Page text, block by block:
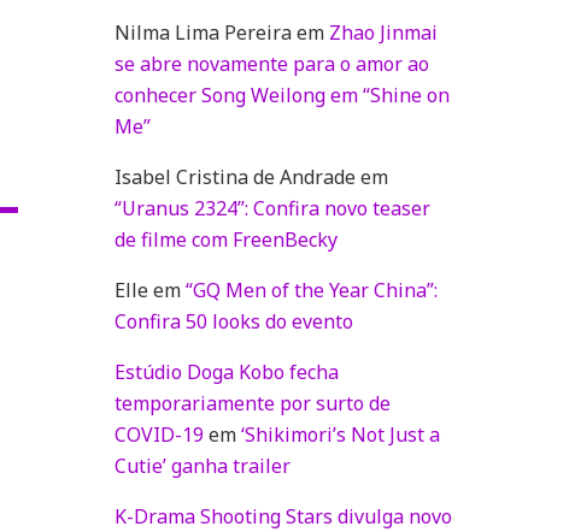
Nilma Lima Pereiraem Zhao Jinmai
se abre novamente para o amor ao
conhecer Song Weilong em “Shine on
Me”
Isabel Cristina de Andradeem
“Uranus 2324”: Confira novo teaser
de filme com FreenBecky
Elleem“GQ Men of the Year China”:
Confira 50 looks do evento
Estúdio Doga Kobo fecha
temporariamente por surto de
COVID-19em‘Shikimori’s Not Just a
Cutie’ ganha trailer
K-Drama Shooting Stars divulga novo